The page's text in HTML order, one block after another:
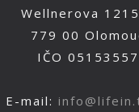
Wellnerova
779 00
IČO 05153557
E-mail: